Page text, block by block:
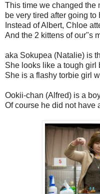
This time we changed the
be very tired after going
Instead of Albert, Chloe
And the 2 kittens of our"s
aka Sokupea (Natalie) is
She looks like a tough girl
She is a flashy torbie girl
Ookii-chan (Alfred) is a
Of course he did not have